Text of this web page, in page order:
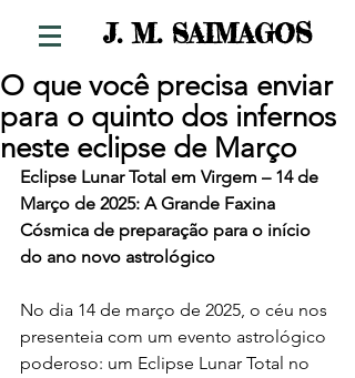
J. M. SAIMAGOS
O que você precisa enviar
para o quinto dos infernos
neste eclipse de Março
Eclipse Lunar Total em Virgem – 14 de
Março de 2025: A Grande Faxina
Cósmica de preparação para o início
do ano novo astrológico
No dia 14 de março de 2025, o céu nos
presenteia com um evento astrológico
poderoso: um Eclipse Lunar Total no